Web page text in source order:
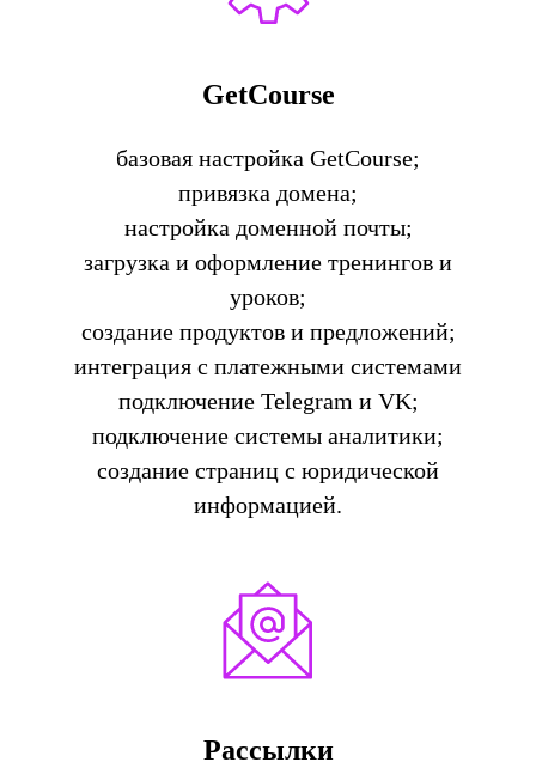
GetCourse
базовая настройка GetCourse;
привязка домена;
настройка доменной почты;
загрузка и оформление тренингов и
уроков;
создание продуктов и предложений;
интеграция с платежными системами
подключение Telegram и VK;
подключение системы аналитики;
создание страниц с юридической
информацией.
Рассылки